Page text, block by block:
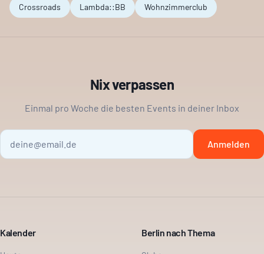
Crossroads Lambda::BB Wohnzimmerclub
Nix verpassen
Einmal pro Woche die besten Events in deiner Inbox
Anmelden
Kalender Berlin nach Thema